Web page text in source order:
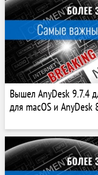
Вышел AnyDesk 9.7.4
для macOS и